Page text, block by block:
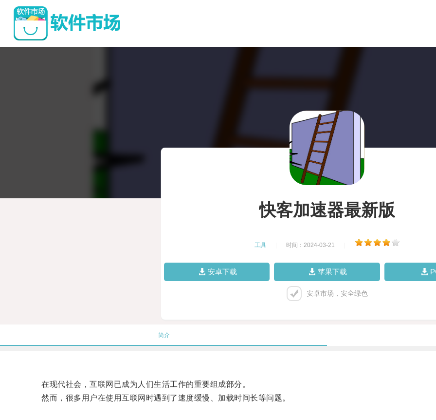
快客加速器最新版
工具 时间：2024-03-21
安卓下载 苹果下载
安卓市场，安全绿色
简介
在现代社会，互联网已成为人们生活工作的重要组成部分。
然而，很多用户在使用互联网时遇到了速度缓慢、加载时间长等问题。